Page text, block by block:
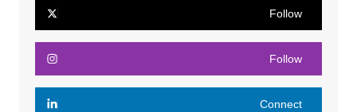
Follow
Follow
Connect